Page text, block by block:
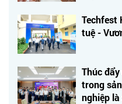
Techfest
tuệ -
Thúc
trong
nghiệp